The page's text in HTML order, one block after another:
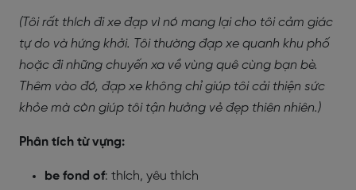
(Tôi rất thích đi xe đạp vì nó mang lại cho tôi cảm giác
tự do và hứng khởi. Tôi thường đạp xe quanh khu phố
hoặc đi những chuyến xa về vùng quê cùng bạn bè.
Thêm vào đó, đạp xe không chỉ giúp tôi cải thiện sức
khỏe mà còn giúp tôi tận hưởng vẻ đẹp thiên nhiên.)
Phân tích từ vựng:
be fond of: thích, yêu thích